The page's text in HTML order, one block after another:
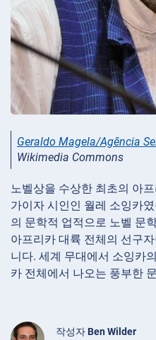
Geraldo Magela/Agência
Wikimedia Commons
노벨상을 수상한 최초의 아
가이자 시인인 월레 소잉카
의 문학적 업적으로 노벨 문
아프리카 대륙 전체의 선구
니다. 세계 무대에서 소잉카
카 전체에서 나오는 풍부한
작성자 Ben Wilder